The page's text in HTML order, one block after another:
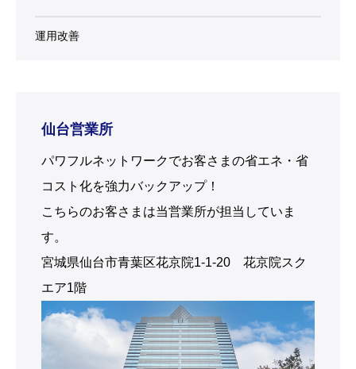
運用改善
仙台営業所
パワフルネットワークでお客さまの省エネ・省
コスト化を強力バックアップ！
こちらのお客さまは当営業所が担当していま
す。
宮城県仙台市青葉区花京院1-1-20 花京院スク
エア1階